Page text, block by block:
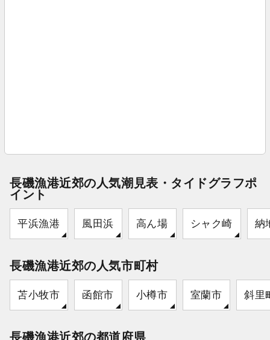
長磯漁港近郊の人気潮見表・タイドグラフポ
イント
平浜漁港 風田浜 高ん場 シャク崎 納
長磯漁港近郊の人気市町村
苫小牧市 函館市 小樽市 室蘭市 斜里
長磯漁港近郊の都道府県